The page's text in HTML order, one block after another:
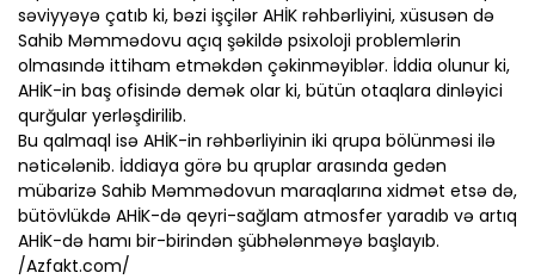
səviyyəyə çatıb ki, bəzi işçilər AHİK rəhbərliyini, xüsusən də
Sahib Məmmədovu açıq şəkildə psixoloji problemlərin
olmasındə ittiham etməkdən çəkinməyiblər. İddia olunur ki,
AHİK-in baş ofisində demək olar ki, bütün otaqlara dinləyici
qurğular yerləşdirilib.
Bu qalmaql isə AHİK-in rəhbərliyinin iki qrupa bölünməsi ilə
nəticələnib. İddiaya görə bu qruplar arasında gedən
mübarizə Sahib Məmmədovun maraqlarına xidmət etsə də,
bütövlükdə AHİK-də qeyri-sağlam atmosfer yaradıb və artıq
AHİK-də hamı bir-birindən şübhələnməyə başlayıb.
/Azfakt.com/